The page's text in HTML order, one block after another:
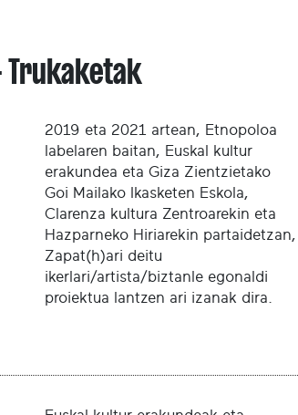
Trukaketak
2019 eta 2021 artean, Etnopoloa
labelaren baitan, Euskal kultur
erakundea eta Giza Zientzietako
Goi Mailako Ikasketen Eskola,
Clarenza kultura Zentroarekin eta
Hazparneko Hiriarekin partaidetzan,
Zapat(h)ari deitu
ikerlari/artista/biztanle egonaldi
proiektua lantzen ari izanak dira.